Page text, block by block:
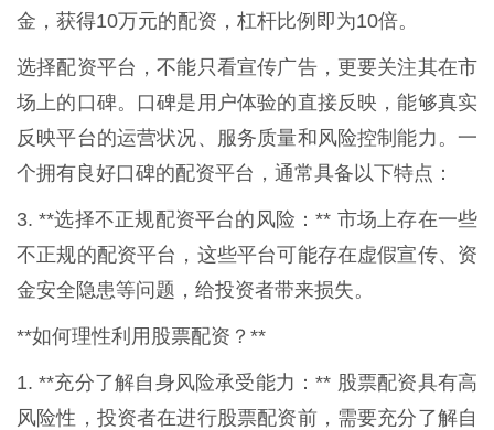
金，获得10万元的配资，杠杆比例即为10倍。
选择配资平台，不能只看宣传广告，更要关注其在市
场上的口碑。口碑是用户体验的直接反映，能够真实
反映平台的运营状况、服务质量和风险控制能力。一
个拥有良好口碑的配资平台，通常具备以下特点：
3. **选择不正规配资平台的风险：** 市场上存在一些
不正规的配资平台，这些平台可能存在虚假宣传、资
金安全隐患等问题，给投资者带来损失。
**如何理性利用股票配资？**
1. **充分了解自身风险承受能力：** 股票配资具有高
风险性，投资者在进行股票配资前，需要充分了解自